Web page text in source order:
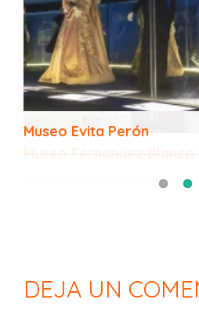
Museo Evita Perón
DEJA UN